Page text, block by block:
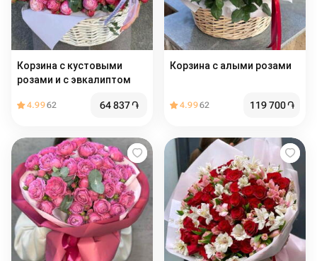
Корзина с кустовыми
розами и с эвкалиптом
4.9962 64 837֏
Корзина с алыми розами
4.9962 119 700֏